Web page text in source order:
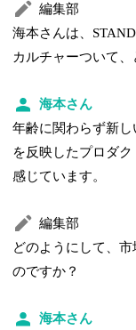
編集部
海本さんは、
カルチャーついて
海本さん
年齢に関わらず新
を反映したプロダ
感じています。
編集部
どのようにして、
のですか？
海本さん